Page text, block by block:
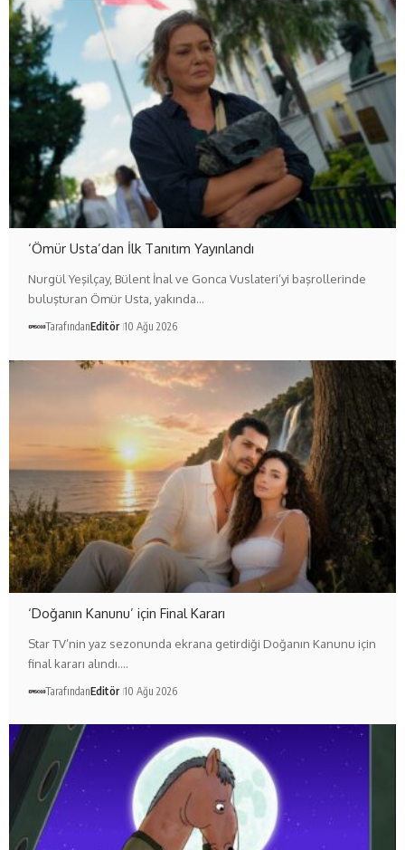
‘Ömür Usta’dan İlk Tanıtım Yayınlandı
Nurgül Yeşilçay, Bülent İnal ve Gonca Vuslateri’yi başrollerinde
buluşturan Ömür Usta, yakında…
TarafındanEditör 10 Ağu 2026
‘Doğanın Kanunu’ için Final Kararı
Star TV’nin yaz sezonunda ekrana getirdiği Doğanın Kanunu için
final kararı alındı.…
TarafındanEditör 10 Ağu 2026